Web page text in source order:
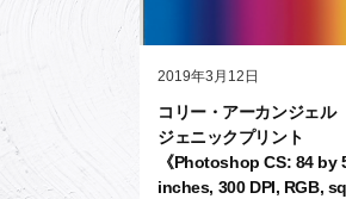
2019年3月12日
コリー・アーカンジェ
ジェニックプリント
《Photoshop CS: 84 by
inches, 300 DPI, RGB,